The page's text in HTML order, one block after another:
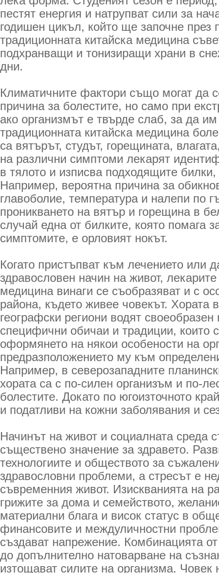
пестят енергия и натрупват сили за
годишен цикъл, който ще започне през
традиционната китайска медицина
подхранващи и тонизиращи храни в
дни.
Климатичните фактори също могат да
причина за болестите, но само при
ако организмът е твърде слаб, за да
традиционната китайска медицина
са вятърът, студът, горещината,
на различни симптоми лекарят
в тялото и изписва подходящите билки,
Например, вероятна причина за
главоболие, температура и налепи по
проникването на вятър и горещина в
случай една от билките, която помага
симптомите, е орловият нокът.
Когато пристъпват към лечението или
здравословен начин на живот,
медицина винаги се съобразяват и с
района, където живее човекът. Хората
географски региони водят
специфични обичаи и традиции, които
оформянето на някои особености на
предразположението му към
Например, в северозападните
хората са с по-силен организъм и по-
болестите. Докато по югоизточното
и податливи на кожни заболявания и
Начинът на живот и социалната среда
съществено значение за здравето.
технологиите и обществото за
здравословни проблеми, а стресът е
съвременния живот. Изискванията на
грижите за дома и семейството,
материални блага и висок статус в
финансовите и междуличностни
създават напрежение. Комбинацията
до допълнително натоварване на
изтощават силите на организма.